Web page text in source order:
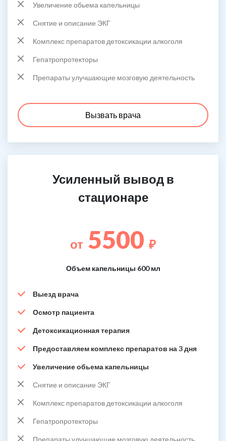
Увеличение обьема капельницы
Снятие и описание ЭКГ
Комплекс препаратов детоксикации алкоголя
Гепатропротекторы
Препараты улучшающие мозговую деятельность
Вызвать врача
Усиленный вывод в
стационаре
от 5500 ₽
Объем капельницы 600 мл
Выезд врача
Осмотр пациента
Детоксикационная терапия
Предоставляем комплекс препаратов на 3 дня
Увеличение обьема капельницы
Снятие и описание ЭКГ
Комплекс препаратов детоксикации алкоголя
Гепатропротекторы
Препараты улучшающие мозговую деятельность